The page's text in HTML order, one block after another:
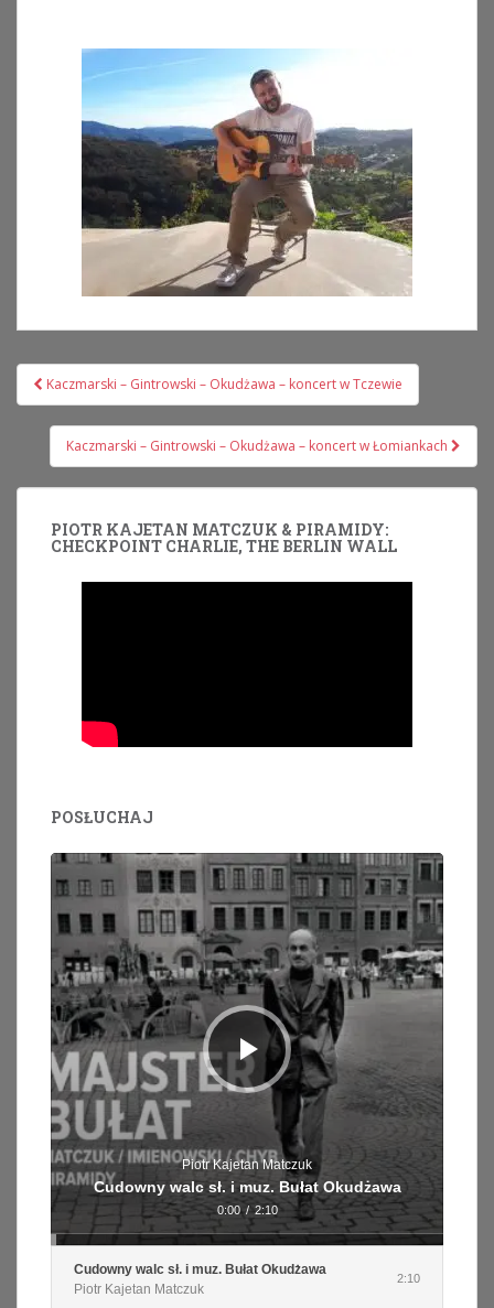
Nawigacja
wpisu
Kaczmarski – Gintrowski – Okudżawa – koncert w Tczewie
Kaczmarski – Gintrowski – Okudżawa – koncert w Łomiankach
PIOTR KAJETAN MATCZUK & PIRAMIDY:
CHECKPOINT CHARLIE, THE BERLIN WALL
POSŁUCHAJ
Odtwarzacz
dźwiękowych
Piotr Kajetan Matczuk
Cudowny walc sł. i muz. Bułat Okudżawa
0:00 / 2:10
Cudowny walc sł. i muz. Bułat Okudżawa
Piotr Kajetan Matczuk
2:10